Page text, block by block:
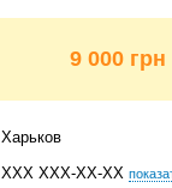
9 000 грн
ХХХ ХХХ-ХХ-ХХ